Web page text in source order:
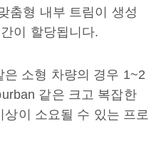
춤형 내부 트림이 생성
이 할당됩니다.
소형 차량의 경우 1~2
같은 크고 복잡한
이 소요될 수 있는 프로